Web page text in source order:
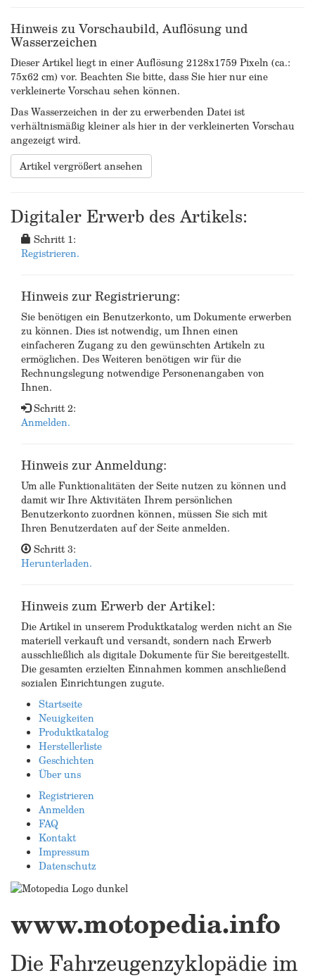
Hinweis zu Vorschaubild, Auflösung und
Wasserzeichen
Dieser Artikel liegt in einer Auflösung 2128x1759 Pixeln (ca.:
75x62 cm) vor. Beachten Sie bitte, dass Sie hier nur eine
verkleinerte Vorschau sehen können.
Das Wasserzeichen in der zu erwerbenden Datei ist
verhältnismäßig kleiner als hier in der verkleinerten Vorschau
angezeigt wird.
Artikel vergrößert ansehen
Digitaler Erwerb des Artikels:
Schritt 1:
Registrieren.
Hinweis zur Registrierung:
Sie benötigen ein Benutzerkonto, um Dokumente erwerben
zu können. Dies ist notwendig, um Ihnen einen
einfacheren Zugang zu den gewünschten Artikeln zu
ermöglichen. Des Weiteren benötigen wir für die
Rechnungslegung notwendige Personenangaben von
Ihnen.
Schritt 2:
Anmelden.
Hinweis zur Anmeldung:
Um alle Funktionalitäten der Seite nutzen zu können und
damit wir Ihre Aktivitäten Ihrem persönlichen
Benutzerkonto zuordnen können, müssen Sie sich mit
Ihren Benutzerdaten auf der Seite anmelden.
Schritt 3:
Herunterladen.
Hinweis zum Erwerb der Artikel:
Die Artikel in unserem Produktkatalog werden nicht an Sie
materiell verkauft und versandt, sondern nach Erwerb
ausschließlich als digitale Dokumente für Sie bereitgestellt.
Die gesamten erzielten Einnahmen kommen anschließend
sozialen Einrichtungen zugute.
Startseite
Neuigkeiten
Produktkatalog
Herstellerliste
Geschichten
Über uns
Registrieren
Anmelden
FAQ
Kontakt
Impressum
Datenschutz
www.motopedia.info
Die Fahrzeugenzyklopädie im